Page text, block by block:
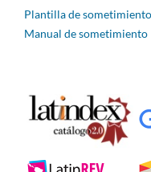
Plantilla de sometimiento
Manual de sometimiento